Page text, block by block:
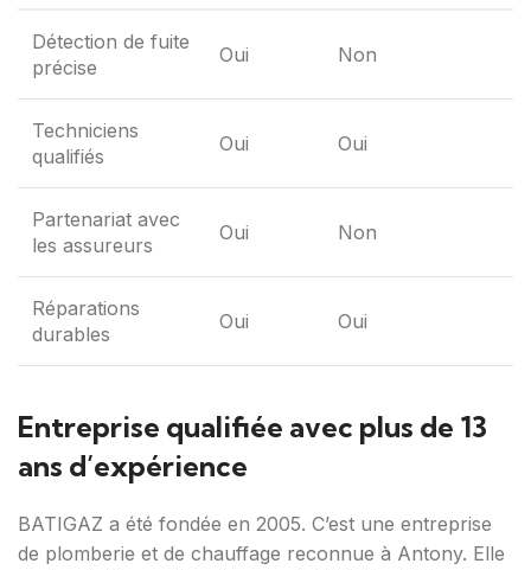
Détection de fuite
précise
Oui Non
Techniciens
qualifiés
Oui Oui
Partenariat avec
les assureurs
Oui Non
Réparations
durables
Oui Oui
Entreprise qualifiée avec plus de 13
ans d’expérience
BATIGAZ a été fondée en 2005. C’est une entreprise
de plomberie et de chauffage reconnue à Antony. Elle